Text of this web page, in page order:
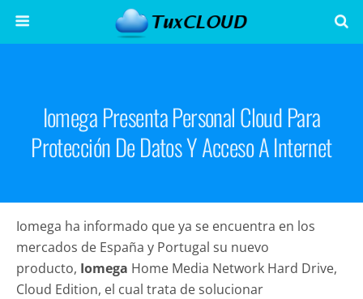
Iomega Presenta Personal Cloud Para
Protección De Datos Y Acceso A Internet
Iomega ha informado que ya se encuentra en los
mercados de España y Portugal su nuevo
producto, Iomega Home Media Network Hard Drive,
Cloud Edition, el cual trata de solucionar